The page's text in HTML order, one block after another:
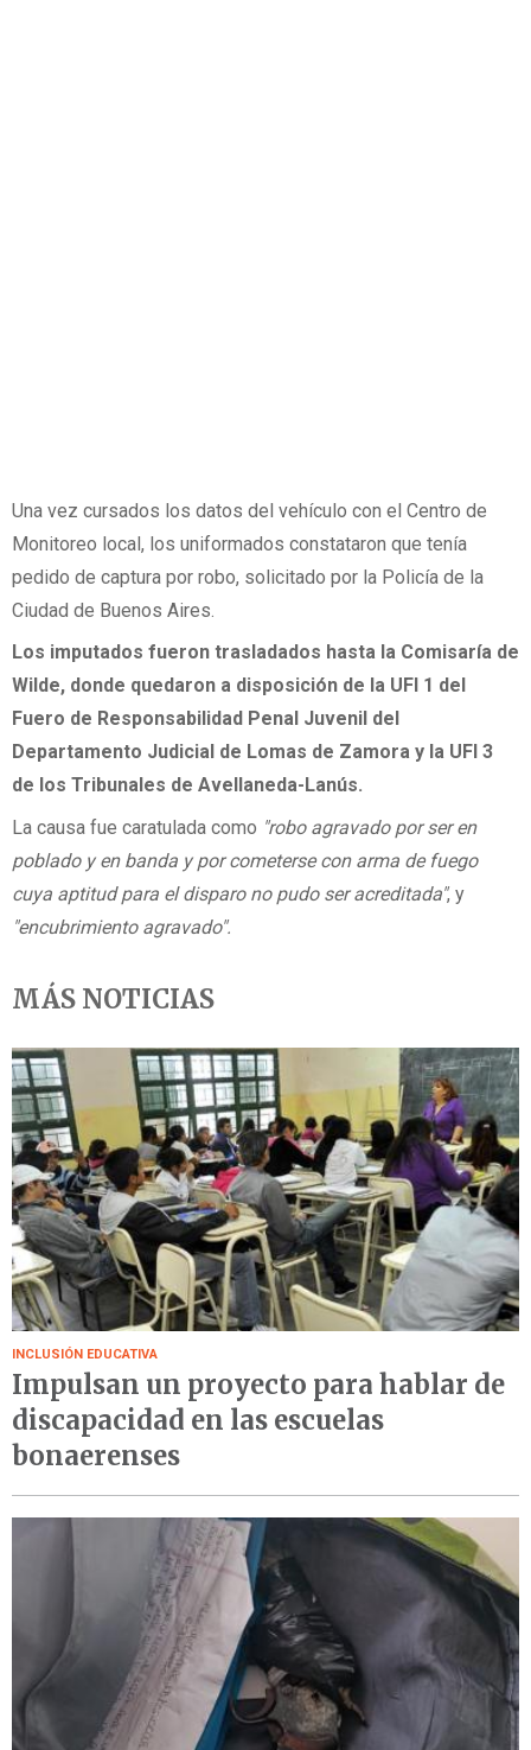
Una vez cursados los datos del vehículo con el Centro de
Monitoreo local, los uniformados constataron que tenía
pedido de captura por robo, solicitado por la Policía de la
Ciudad de Buenos Aires.
Los imputados fueron trasladados hasta la Comisaría de
Wilde, donde quedaron a disposición de la UFI 1 del
Fuero de Responsabilidad Penal Juvenil del
Departamento Judicial de Lomas de Zamora y la UFI 3
de los Tribunales de Avellaneda-Lanús.
La causa fue caratulada como "robo agravado por ser en
poblado y en banda y por cometerse con arma de fuego
cuya aptitud para el disparo no pudo ser acreditada", y
"encubrimiento agravado".
MÁS NOTICIAS
INCLUSIÓN EDUCATIVA
Impulsan un proyecto para hablar de
discapacidad en las escuelas
bonaerenses